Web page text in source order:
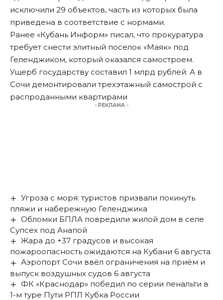
исключили 29 объектов, часть из которых была
приведена в соответствие с нормами.
Ранее «Кубань Информ» писал, что прокуратура
требует снести элитный поселок «Маяк» под
Геленджиком, который оказался самостроем.
Ущерб государству составил 1 млрд рублей. А в
Сочи демонтировали трехэтажный самострой с
распроданными квартирами
- РЕКЛАМА -
Угроза с моря: туристов призвали покинуть
пляжи и набережную Геленджика
Обломки БПЛА повредили жилой дом в селе
Супсех под Анапой
Жара до +37 градусов и высокая
пожароопасность ожидаются на Кубани 6 августа
Аэропорт Сочи ввёл ограничения на приём и
выпуск воздушных судов 6 августа
ФК «Краснодар» победил по серии пенальти в
1-м туре Пути РПЛ Кубка России